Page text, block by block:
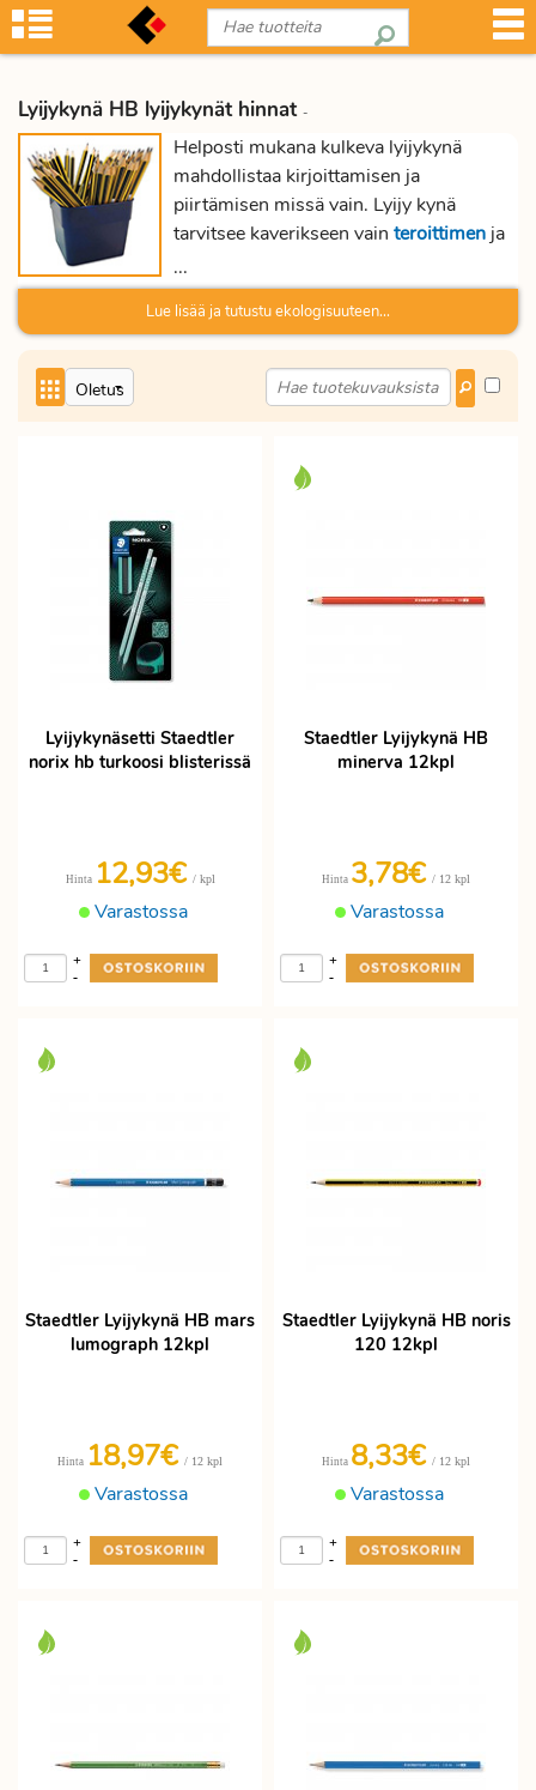
Lyijykynä HB lyijykynät hinnat -
Helposti mukana kulkeva lyijykynä
mahdollistaa kirjoittamisen ja
piirtämisen missä vain. Lyijy kynä
tarvitsee kaverikseen vain teroittimen ja
eri kovuusasteina. Yleisin lyijykynän lyijy
on kovuudeltaan HB. Lyijykynän
yhdistelmällä. Pehmeä lyijykynä antaa
tumman ja pehmeän piirtojäljen. Meillä
lyijykyniä erikovuusasteilla. Lyijykynä
paketti sisältää usein 12 kpl.
...
Lue lisää ja tutustu ekologisuuteen...
Lyijykynäsetti Staedtler
norix hb turkoosi blisterissä
Varastossa
Hinta 12,93€ / kpl
-
+
Staedtler Lyijykynä HB
minerva 12kpl
Varastossa
Hinta 3,78€ / 12 kpl
-
+
Staedtler Lyijykynä HB mars
lumograph 12kpl
Varastossa
Hinta 18,97€ / 12 kpl
-
+
Staedtler Lyijykynä HB noris
120 12kpl
Varastossa
Hinta 8,33€ / 12 kpl
-
+